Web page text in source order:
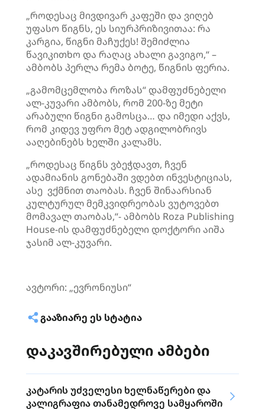
„როდესაც მივდივარ კაფეში და ვიღებ
უფასო წიგნს, ეს სიურპრიზივითაა: რა
კარგია, წიგნი მაჩუქეს! შემიძლია
წავიკითხო და რაღაც ახალი გავიგო,“ –
ამბობს პერლა რემა ბოტე, წიგნის ფერია.
„გამომცემლობა როზას“ დამფუძნებელი
ალ-კუვარი ამბობს, რომ 200-ზე მეტი
არაბული წიგნი გამოსცა… და იმედი აქვს,
რომ კიდევ უფრო მეტ ადგილობრივს
ააღებინებს ხელში კალამს.
„როდესაც წიგნს ვბეჭდავთ, ჩვენ
ადამიანის გონებაში ვდებთ ინვესტიციას,
ასე ვქმნით თაობას. ჩვენ შინაარსიან
კულტურულ მემკვიდრეობას ვუტოვებთ
მომავალ თაობას,“- ამბობს Roza Publishing
House-ის დამფუძნებელი დოქტორი აიშა
ჯასიმ ალ-კუვარი.
ავტორი: „ევრონიუსი“
ᲒᲐᲐᲖᲘᲐᲠᲔ ᲔᲡ ᲡᲢᲐᲢᲘᲐ
დაკავშირებული ამბები
კატარის უძველესი ხელნაწერები და
კალიგრაფია თანამედროვე სამყაროში